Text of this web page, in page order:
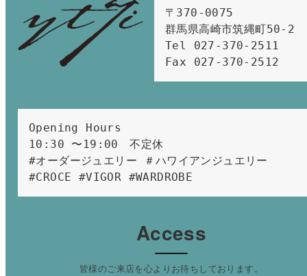
〒370-0075
群馬県高崎市筑縄町50-2
Tel 027-370-2511
Fax 027-370-2512
Opening Hours
10:30 〜19:00　不定休
#オーダージュエリー ＃ハワイアンジュエリー
#CROCE #VIGOR #WARDROBE
Access
皆様のご来店を心よりお待ちしております。